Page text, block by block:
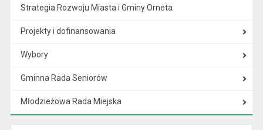
Strategia Rozwoju Miasta i Gminy Orneta
Projekty i dofinansowania
Wybory
Gminna Rada Seniorów
Młodzieżowa Rada Miejska